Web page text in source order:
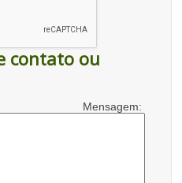
contato ou
Mensagem: